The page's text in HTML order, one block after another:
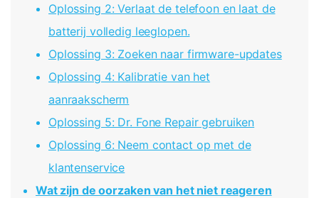
Oplossing 2: Verlaat de telefoon en laat de
batterij volledig leeglopen.
Oplossing 3: Zoeken naar firmware-updates
Oplossing 4: Kalibratie van het
aanraakscherm
Oplossing 5: Dr. Fone Repair gebruiken
Oplossing 6: Neem contact op met de
klantenservice
Wat zijn de oorzaken van het niet reageren